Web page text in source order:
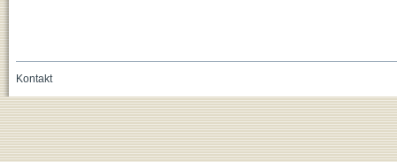
Kontakt